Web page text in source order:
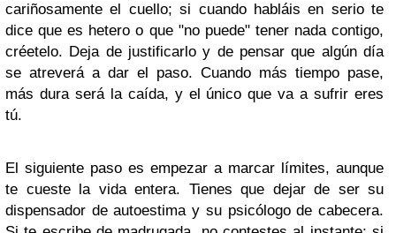
cariñosamente el cuello; si cuando habláis en serio te
dice que es hetero o que "no puede" tener nada contigo,
créetelo. Deja de justificarlo y de pensar que algún día
se atreverá a dar el paso. Cuando más tiempo pase,
más dura será la caída, y el único que va a sufrir eres
tú.
El siguiente paso es empezar a marcar límites, aunque
te cueste la vida entera. Tienes que dejar de ser su
dispensador de autoestima y su psicólogo de cabecera.